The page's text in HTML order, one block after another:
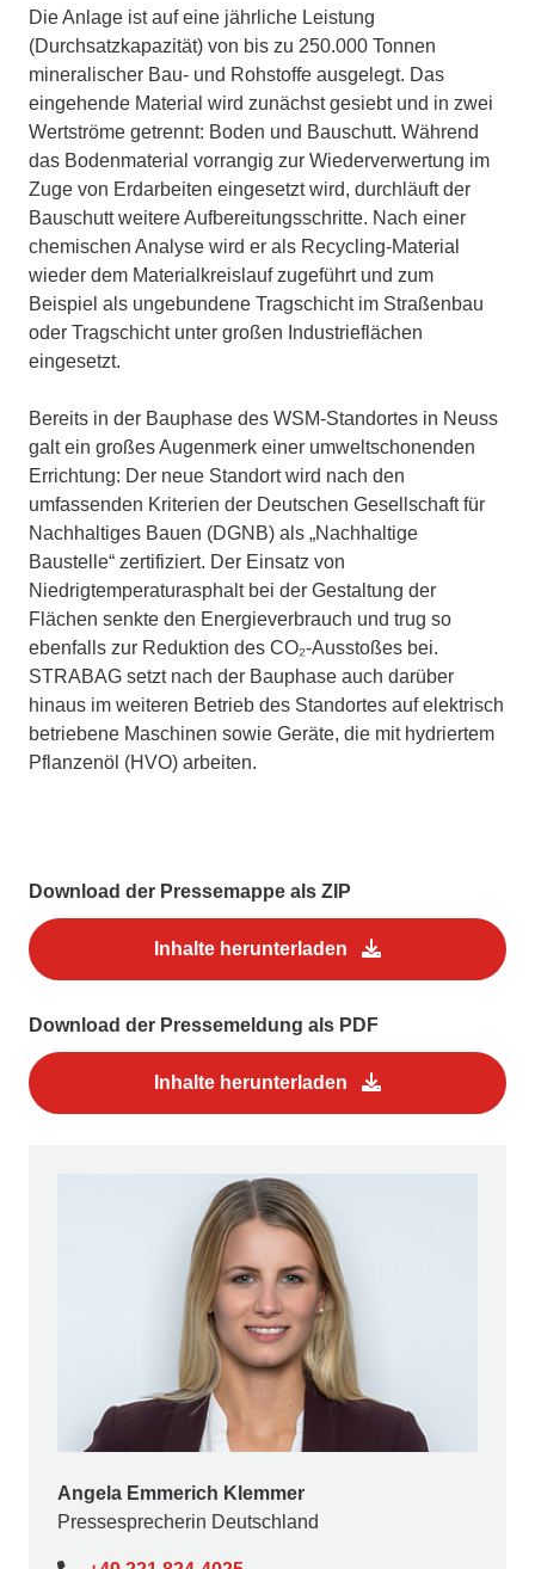
Die Anlage ist auf eine jährliche Leistung
(Durchsatzkapazität) von bis zu 250.000 Tonnen
mineralischer Bau- und Rohstoffe ausgelegt. Das
eingehende Material wird zunächst gesiebt und in zwei
Wertströme getrennt: Boden und Bauschutt. Während
das Bodenmaterial vorrangig zur Wiederverwertung im
Zuge von Erdarbeiten eingesetzt wird, durchläuft der
Bauschutt weitere Aufbereitungsschritte. Nach einer
chemischen Analyse wird er als Recycling-Material
wieder dem Materialkreislauf zugeführt und zum
Beispiel als ungebundene Tragschicht im Straßenbau
oder Tragschicht unter großen Industrieflächen
eingesetzt.
Bereits in der Bauphase des WSM-Standortes in Neuss
galt ein großes Augenmerk einer umweltschonenden
Errichtung: Der neue Standort wird nach den
umfassenden Kriterien der Deutschen Gesellschaft für
Nachhaltiges Bauen (DGNB) als „Nachhaltige
Baustelle“ zertifiziert. Der Einsatz von
Niedrigtemperaturasphalt bei der Gestaltung der
Flächen senkte den Energieverbrauch und trug so
ebenfalls zur Reduktion des CO₂-Ausstoßes bei.
STRABAG setzt nach der Bauphase auch darüber
hinaus im weiteren Betrieb des Standortes auf elektrisch
betriebene Maschinen sowie Geräte, die mit hydriertem
Pflanzenöl (HVO) arbeiten.
Download der Pressemappe als ZIP
Inhalte herunterladen
Download der Pressemeldung als PDF
Inhalte herunterladen
Angela Emmerich Klemmer
Pressesprecherin Deutschland